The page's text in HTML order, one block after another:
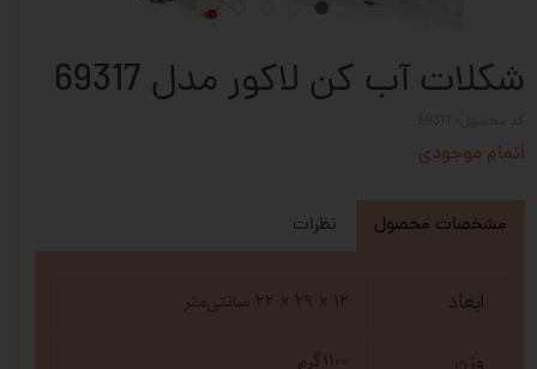
شکلات آب کن لاکور مدل 69317
اتمام موجودی
مشخصات محصول نظرات
ابعاد ۱۲ × ۲۹ × ۲۲ سانتی‌متر
وزن 1100گرم